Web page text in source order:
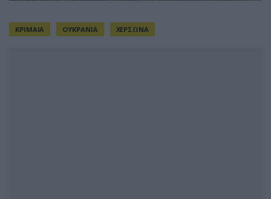
ΚΡΙΜΑΙΑ ΟΥΚΡΑΝΙΑ ΧΕΡΣΩΝΑ